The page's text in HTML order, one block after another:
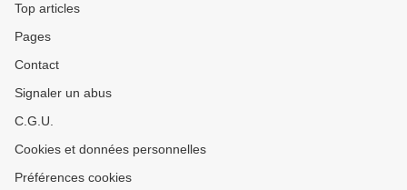
Top articles
Pages
Contact
Signaler un abus
C.G.U.
Cookies et données personnelles
Préférences cookies